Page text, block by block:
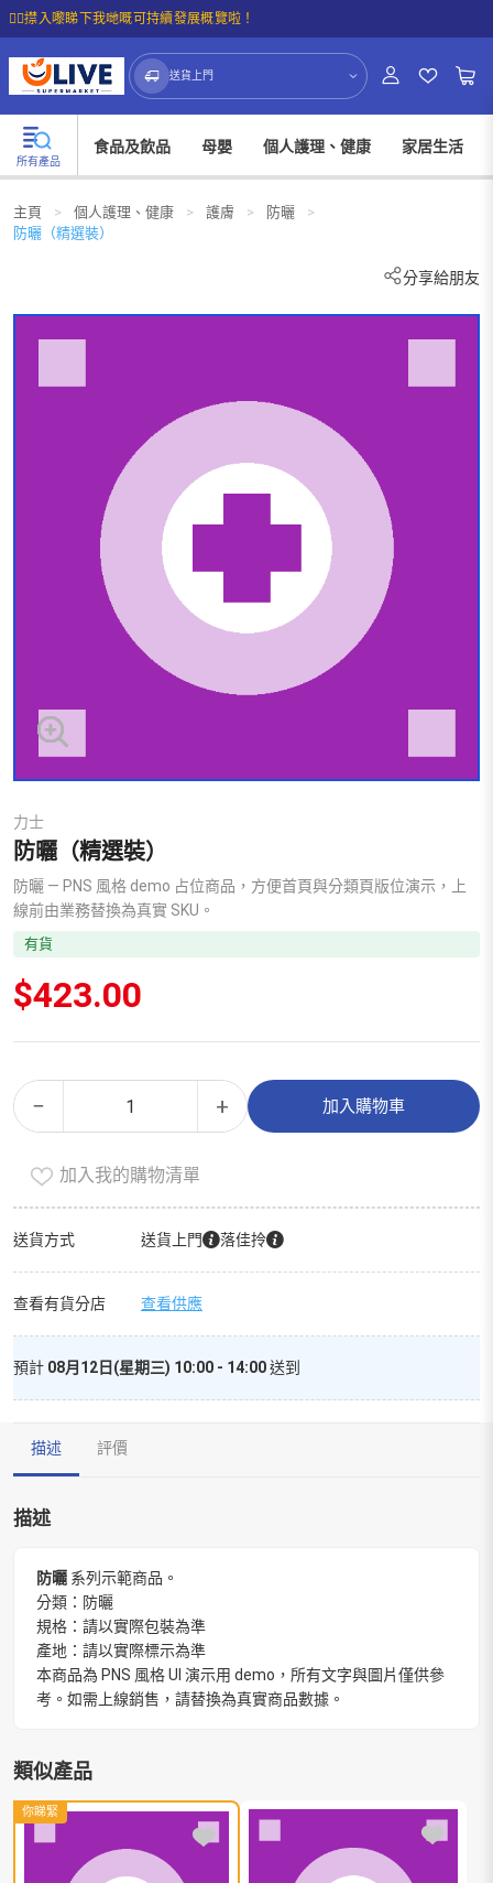
☝🏼㩒入嚟睇下我哋嘅可持續發展概覽啦！
送貨上門
所有產品
食品及飲品 母嬰 個人護理、健康 家居生活
主頁 > 個人護理、健康 > 護膚 > 防曬
>
防曬（精選裝）
分享給朋友
力士
防曬（精選裝）
防曬 — PNS 風格 demo 占位商品，方便首頁與分類頁版位演示，上
線前由業務替換為真實 SKU。
有貨
$423.00
−
防
曬
裝）
數
+ 加入購物車
Alternative:
加入我的購物清單
送貨方式 送貨上門 落佳拎
查看有貨分店 查看供應
預計 08月12日(星期三) 10:00 - 14:00送到
描述 評價
描述
防曬 系列示範商品。
分類：防曬
規格：請以實際包裝為準
產地：請以實際標示為準
本商品為 PNS 風格 UI 演示用 demo，所有文字與圖片僅供參
考。如需上線銷售，請替換為真實商品數據。
類似產品
你睇緊